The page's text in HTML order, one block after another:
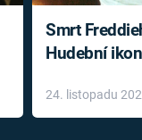
Smrt
Hudební
léky
24. listopadu